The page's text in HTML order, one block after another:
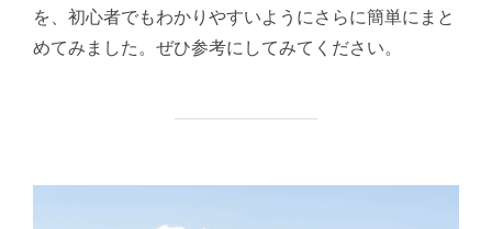
を、初心者でもわかりやすいようにさらに簡単にまと
めてみました。ぜひ参考にしてみてください。